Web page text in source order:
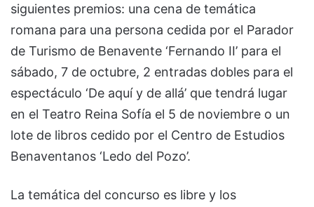
siguientes premios: una cena de temática
romana para una persona cedida por el Parador
de Turismo de Benavente ‘Fernando II’ para el
sábado, 7 de octubre, 2 entradas dobles para el
espectáculo ‘De aquí y de allá’ que tendrá lugar
en el Teatro Reina Sofía el 5 de noviembre o un
lote de libros cedido por el Centro de Estudios
Benaventanos ‘Ledo del Pozo’.
La temática del concurso es libre y los